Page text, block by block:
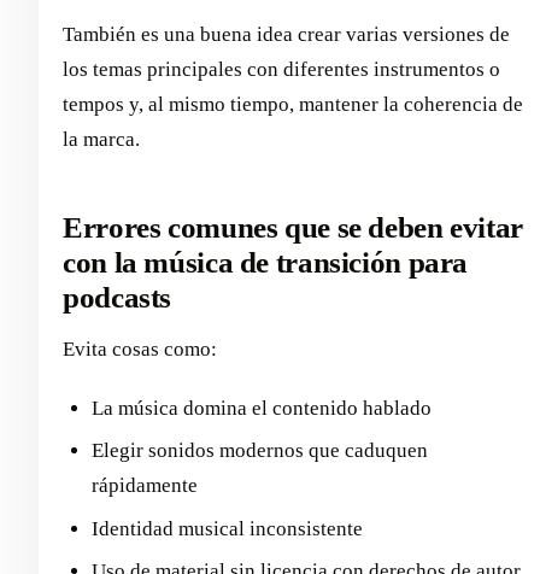
También es una buena idea crear varias versiones de
los temas principales con diferentes instrumentos o
tempos y, al mismo tiempo, mantener la coherencia de
la marca.
Errores comunes que se deben evitar
con la música de transición para
podcasts
Evita cosas como:
La música domina el contenido hablado
Elegir sonidos modernos que caduquen
rápidamente
Identidad musical inconsistente